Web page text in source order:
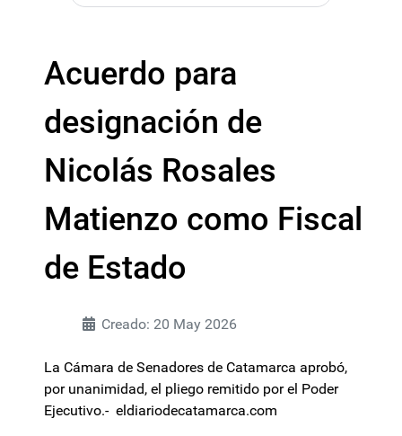
Acuerdo para
designación de
Nicolás Rosales
Matienzo como Fiscal
de Estado
Creado: 20 May 2026
La Cámara de Senadores de Catamarca aprobó,
por unanimidad, el pliego remitido por el Poder
Ejecutivo.- eldiariodecatamarca.com